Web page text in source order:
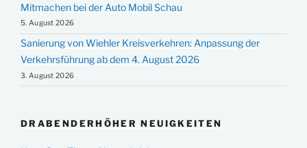
Mitmachen bei der Auto Mobil Schau
5. August 2026
Sanierung von Wiehler Kreisverkehren: Anpassung der
Verkehrsführung ab dem 4. August 2026
3. August 2026
DRABENDERHÖHER NEUIGKEITEN